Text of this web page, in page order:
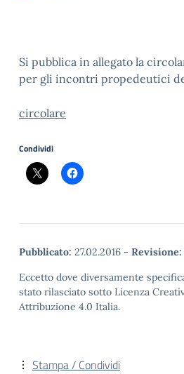
Si pubblica in allegato la
per gli incontri propedeutici
circolare
Condividi
Pubblicato: 27.02.2016 - Revisione:
Eccetto dove diversamente
stato rilasciato sotto Licenza
Attribuzione 4.0 Italia.
Stampa / Condividi